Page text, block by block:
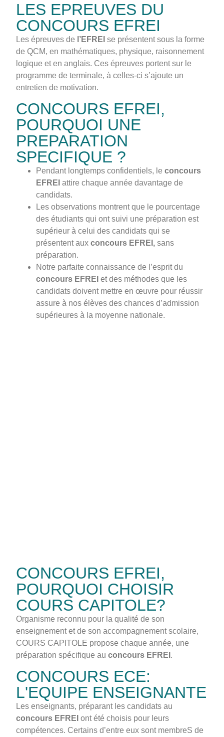
LES EPREUVES DU
CONCOURS EFREI
Les épreuves de l’EFREI se présentent sous la forme
de QCM, en mathématiques, physique, raisonnement
logique et en anglais. Ces épreuves portent sur le
programme de terminale, à celles-ci s’ajoute un
entretien de motivation.
CONCOURS EFREI,
POURQUOI UNE
PREPARATION
SPECIFIQUE ?
Pendant longtemps confidentiels, leconcours
EFREI attire chaque année davantage de
candidats.
Les observations montrent que le pourcentage
des étudiants qui ont suivi une préparation est
supérieur à celui des candidats qui se
présentent auxconcours EFREI, sans
préparation.
Notre parfaite connaissance de l’esprit du
concours EFREI et des méthodes que les
candidats doivent mettre en œuvre pour réussir
assure à nos élèves des chances d’admission
supérieures à la moyenne nationale.
CONCOURS EFREI,
POURQUOI CHOISIR
COURS CAPITOLE?
Organisme reconnu pour la qualité de son
enseignement et de son accompagnement scolaire,
COURS CAPITOLE propose chaque année, une
préparation spécifique auconcours EFREI .
CONCOURS ECE:
L'EQUIPE ENSEIGNANTE
Les enseignants, préparant les candidats au
concours EFREI ont été choisis pour leurs
compétences. Certains d’entre eux sont membreS de